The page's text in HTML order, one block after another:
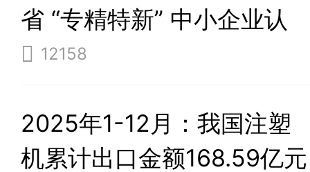
省 “专精特新” 中小企业认
定！
12158
2025年1-12月：我国注塑
机累计出口金额168.59亿元